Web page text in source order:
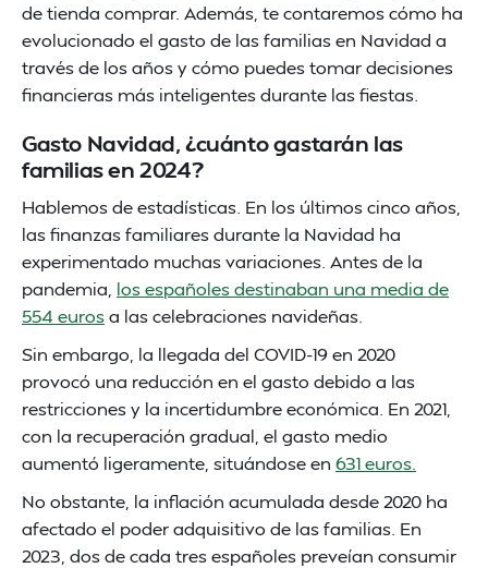
de tienda comprar. Además, te contaremos cómo ha
evolucionado el gasto de las familias en Navidad a
través de los años y cómo puedes tomar decisiones
financieras más inteligentes durante las fiestas.
Gasto Navidad, ¿cuánto gastarán las
familias en 2024?
Hablemos de estadísticas. En los últimos cinco años,
las finanzas familiares durante la Navidad ha
experimentado muchas variaciones. Antes de la
pandemia, los españoles destinaban una media de
554 eurosa las celebraciones navideñas.
Sin embargo, la llegada del COVID-19 en 2020
provocó una reducción en el gasto debido a las
restricciones y la incertidumbre económica. En 2021,
con la recuperación gradual, el gasto medio
aumentó ligeramente, situándose en 631 euros.
No obstante, la inflación acumulada desde 2020 ha
afectado el poder adquisitivo de las familias. En
2023, dos de cada tres españoles preveían consumir